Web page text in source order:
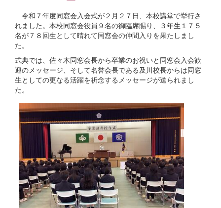
令和７年度同窓会入会式が２月２７日、本校講堂で挙行さ
れました。本校同窓会役員９名の御臨席賜り、３年生１７５
名が７８回生として晴れて同窓会の仲間入りを果たしまし
た。
式典では、佐々木同窓会長から卒業のお祝いと同窓会入会歓
迎のメッセージ、そして名誉会長である及川校長からは同窓
生としての更なる活躍を祈念するメッセージが送られまし
た。